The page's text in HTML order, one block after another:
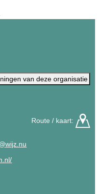
van deze organisatie
Route / kaart: